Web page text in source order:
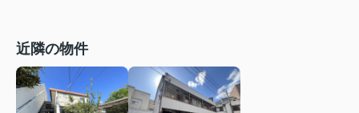
近隣の物件